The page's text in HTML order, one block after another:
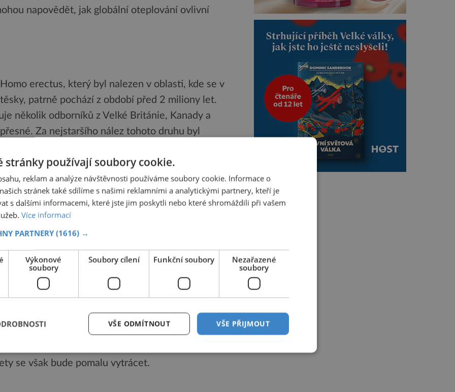
napovědět, jak globální oteplování ovlivní
erectus, který byl nalezen v oblasti, kde se v
patrně pochází z období před 2 miliony let.
několik odborníků z Velké Británie, Kanady a
Za nejstaršího nález tohoto druhu byl
Juan-mou z 60. let minulého století,
paleontologů se jedná o objev, který by
že největším gigantem Sluneční
Holmes. Její průměr nyní činí 1,4 milionu
okolo 1,39 milionu kilometrů. Kometa
24. října tohoto roku se však náhle
Jádro komety totiž začalo ve velkém množství
nebo-li koma tím odstartovala své
to je pro vědce zatím záhadou. Jisté je
se její růst zřejmě zalíbil a hodlá v něm ještě pár
se však bude pomalu vytrácet.
stránky používají soubory cookie.
reklam a analýze návštěvnosti používáme soubory cookie. Informace o
stránek také sdílíme s našimi reklamními a analytickými partnery, kteří je
s dalšími informacemi, které jste jim poskytli nebo které shromáždili při vašem
Více informací
PARTNERY (1616) →
Výkonové
soubory
Soubory cílení Funkční soubory
Nezařazené
soubory
VŠE PŘIJMOUT
VŠE ODMÍTNOUT